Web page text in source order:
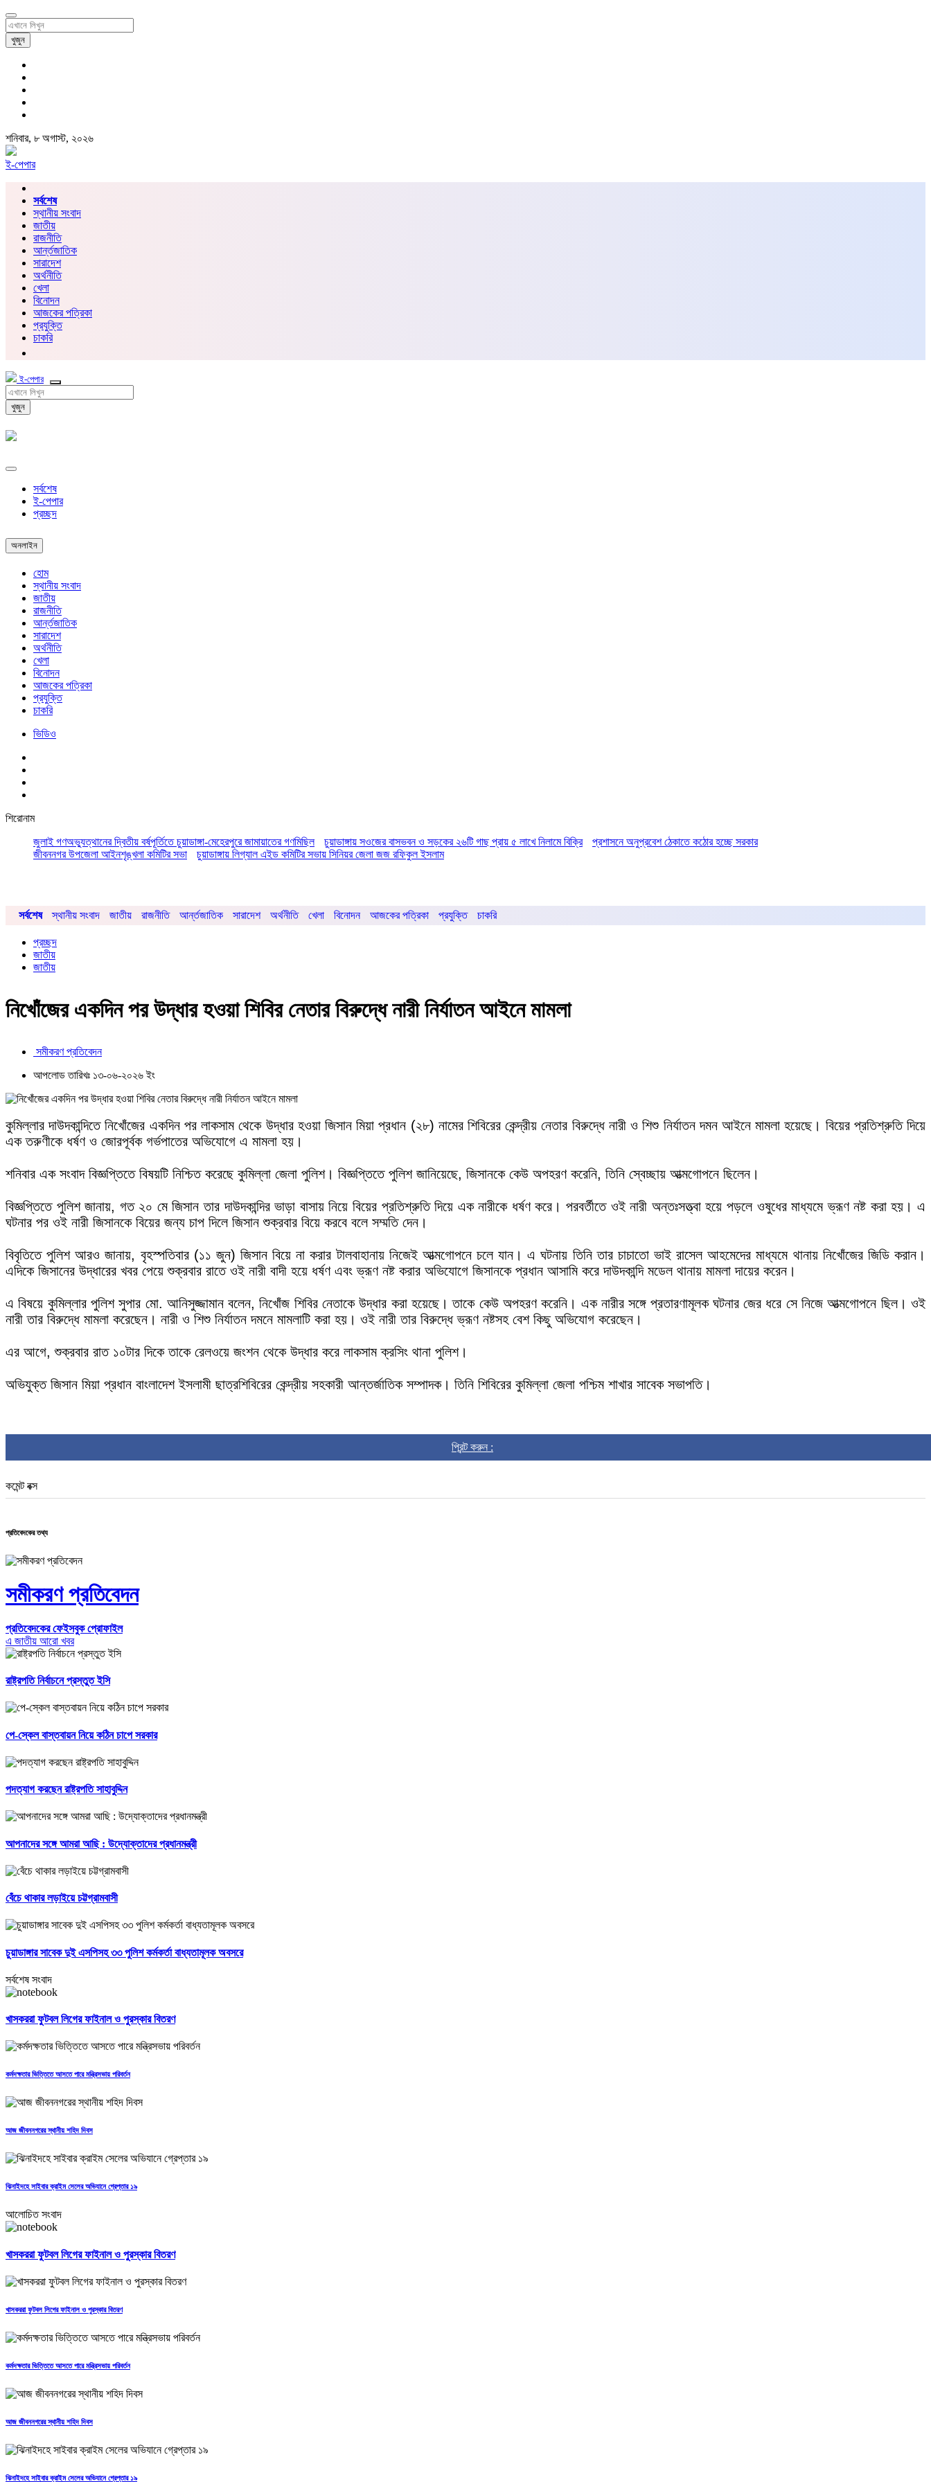
খুজুন
শনিবার, ৮ অগাস্ট, ২০২৬
ই-পেপার
সর্বশেষ
স্থানীয় সংবাদ
জাতীয়
রাজনীতি
আর্ন্তজাতিক
সারাদেশ
অর্থনীতি
খেলা
বিনোদন
আজকের পত্রিকা
প্রযুক্তি
চাকরি
ই-পেপার
খুজুন
সর্বশেষ
ই-পেপার
প্রচ্ছদ
অনলাইন
হোম
স্থানীয় সংবাদ
জাতীয়
রাজনীতি
আর্ন্তজাতিক
সারাদেশ
অর্থনীতি
খেলা
বিনোদন
আজকের পত্রিকা
প্রযুক্তি
চাকরি
ভিডিও
শিরোনাম
জুলাই গণঅভ্যুত্থানের দ্বিতীয় বর্ষপূর্তিতে চুয়াডাঙ্গা-মেহেরপুরে জামায়াতের গণমিছিল
চুয়াডাঙ্গায় সওজের বাসভবন ও সড়কের ২৬টি গাছ প্রায় ৫ লাখে নিলামে বিক্রি
প্রশাসনে অনুপ্রবেশ ঠেকাতে কঠোর হচ্ছে সরকার
জীবননগর উপজেলা আইনশৃঙ্খলা কমিটির সভা
চুয়াডাঙ্গায় লিগ্যাল এইড কমিটির সভায় সিনিয়র জেলা জজ রফিকুল ইসলাম
সর্বশেষ স্থানীয় সংবাদ জাতীয় রাজনীতি আর্ন্তজাতিক সারাদেশ অর্থনীতি খেলা বিনোদন আজকের পত্রিকা প্রযুক্তি চাকরি
প্রচ্ছদ
জাতীয়
জাতীয়
নিখোঁজের একদিন পর উদ্ধার হওয়া শিবির নেতার বিরুদ্ধে নারী নির্যাতন আইনে মামলা
সমীকরণ প্রতিবেদন
আপলোড তারিখঃ ১৩-০৬-২০২৬ ইং
কুমিল্লার দাউদকান্দিতে নিখোঁজের একদিন পর লাকসাম থেকে উদ্ধার হওয়া জিসান মিয়া প্রধান (২৮) নামের শিবিরের কেন্দ্রীয় নেতার বিরুদ্ধে নারী ও শিশু নির্যাতন দমন আইনে মামলা হয়েছে। বিয়ের প্রতিশ্রুতি দিয়ে
এক তরুণীকে ধর্ষণ ও জোরপূর্বক গর্ভপাতের অভিযোগে এ মামলা হয়।
শনিবার এক সংবাদ বিজ্ঞপ্তিতে বিষয়টি নিশ্চিত করেছে কুমিল্লা জেলা পুলিশ। বিজ্ঞপ্তিতে পুলিশ জানিয়েছে, জিসানকে কেউ অপহরণ করেনি, তিনি স্বেচ্ছায় আত্মগোপনে ছিলেন।
বিজ্ঞপ্তিতে পুলিশ জানায়, গত ২০ মে জিসান তার দাউদকান্দির ভাড়া বাসায় নিয়ে বিয়ের প্রতিশ্রুতি দিয়ে এক নারীকে ধর্ষণ করে। পরবর্তীতে ওই নারী অন্তঃসত্ত্বা হয়ে পড়লে ওষুধের মাধ্যমে ভ্রূণ নষ্ট করা হয়। এ
ঘটনার পর ওই নারী জিসানকে বিয়ের জন্য চাপ দিলে জিসান শুক্রবার বিয়ে করবে বলে সম্মতি দেন।
বিবৃতিতে পুলিশ আরও জানায়, বৃহস্পতিবার (১১ জুন) জিসান বিয়ে না করার টালবাহানায় নিজেই আত্মগোপনে চলে যান। এ ঘটনায় তিনি তার চাচাতো ভাই রাসেল আহমেদের মাধ্যমে থানায় নিখোঁজের জিডি করান।
এদিকে জিসানের উদ্ধারের খবর পেয়ে শুক্রবার রাতে ওই নারী বাদী হয়ে ধর্ষণ এবং ভ্রূণ নষ্ট করার অভিযোগে জিসানকে প্রধান আসামি করে দাউদকান্দি মডেল থানায় মামলা দায়ের করেন।
এ বিষয়ে কুমিল্লার পুলিশ সুপার মো. আনিসুজ্জামান বলেন, নিখোঁজ শিবির নেতাকে উদ্ধার করা হয়েছে। তাকে কেউ অপহরণ করেনি। এক নারীর সঙ্গে প্রতারণামূলক ঘটনার জের ধরে সে নিজে আত্মগোপনে ছিল। ওই
নারী তার বিরুদ্ধে মামলা করেছেন। নারী ও শিশু নির্যাতন দমনে মামলাটি করা হয়। ওই নারী তার বিরুদ্ধে ভ্রূণ নষ্টসহ বেশ কিছু অভিযোগ করেছেন।
এর আগে, শুক্রবার রাত ১০টার দিকে তাকে রেলওয়ে জংশন থেকে উদ্ধার করে লাকসাম ক্রসিং থানা পুলিশ।
অভিযুক্ত জিসান মিয়া প্রধান বাংলাদেশ ইসলামী ছাত্রশিবিরের কেন্দ্রীয় সহকারী আন্তর্জাতিক সম্পাদক। তিনি শিবিরের কুমিল্লা জেলা পশ্চিম শাখার সাবেক সভাপতি।
প্রিন্ট করুন :
কমেন্ট বক্স
প্রতিবেদকের তথ্য
সমীকরণ প্রতিবেদন
প্রতিবেদকের ফেইসবুক প্রোফাইল
এ জাতীয় আরো খবর
রাষ্ট্রপতি নির্বাচনে প্রস্তুত ইসি
পে-স্কেল বাস্তবায়ন নিয়ে কঠিন চাপে সরকার
পদত্যাগ করছেন রাষ্ট্রপতি সাহাবুদ্দিন
আপনাদের সঙ্গে আমরা আছি : উদ্যোক্তাদের প্রধানমন্ত্রী
বেঁচে থাকার লড়াইয়ে চট্টগ্রামবাসী
চুয়াডাঙ্গার সাবেক দুই এসপিসহ ৩৩ পুলিশ কর্মকর্তা বাধ্যতামূলক অবসরে
সর্বশেষ সংবাদ
খাসকররা ফুটবল লিগের ফাইনাল ও পুরস্কার বিতরণ
কর্মদক্ষতার ভিত্তিতে আসতে পারে মন্ত্রিসভায় পরিবর্তন
আজ জীবননগরের স্থানীয় শহিদ দিবস
ঝিনাইদহে সাইবার ক্রাইম সেলের অভিযানে গ্রেপ্তার ১৯
আলোচিত সংবাদ
খাসকররা ফুটবল লিগের ফাইনাল ও পুরস্কার বিতরণ
খাসকররা ফুটবল লিগের ফাইনাল ও পুরস্কার বিতরণ
কর্মদক্ষতার ভিত্তিতে আসতে পারে মন্ত্রিসভায় পরিবর্তন
আজ জীবননগরের স্থানীয় শহিদ দিবস
ঝিনাইদহে সাইবার ক্রাইম সেলের অভিযানে গ্রেপ্তার ১৯